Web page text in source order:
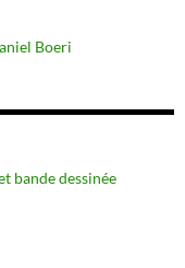
Boeri
bande dessinée